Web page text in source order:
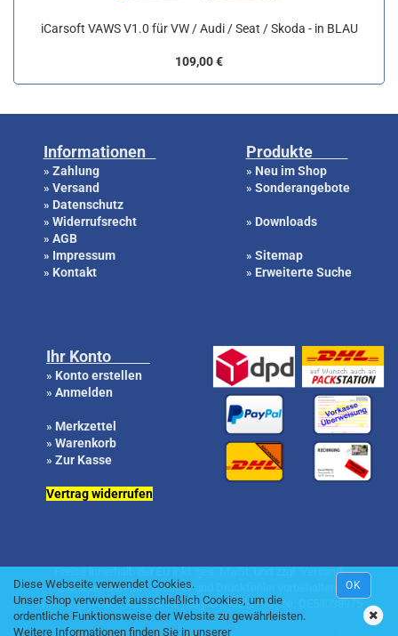
Diese Webseite verwendet Cookies.
Unser Shop verwendet ausschleßlich Cookies, um die
ordentliche Funktionsweise der Website zu gewährleisten.
Weitere Informationen finden Sie in unserer
OK
iCarsoft VAWS V1.0 für VW / Audi / Seat / Skoda - in BLAU
109,00 €
Informationen
» Zahlung
» Versand
» Datenschutz
» Widerrufsrecht
» AGB
» Impressum
» Kontakt
Produkte
» Neu im Shop
» Sonderangebote
» Downloads
» Sitemap
» Erweiterte Suche
Ihr Konto
» Konto erstellen
» Anmelden
» Merkzettel
» Warenkorb
» Zur Kasse
Vertrag widerrufen
Preise innerhalb der EU inkl. ges. MwSt. und zzgl. Versand.
Zwischenverkauf, Irrtümer und Druckfehler vorbehalten.
Abholungen nach Absprache möglich. WEEE-Reg.Nr. DE58038975
Online Shop byGambio.de|| Content by Küster DatenSysteme © 2026